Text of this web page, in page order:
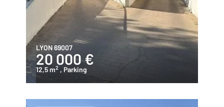
LYON 69007
20 000 €
12,5 m2 , Parking